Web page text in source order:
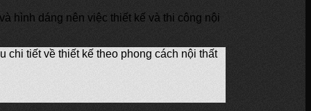
hình dáng nên việc thiết kế và thi công nội
chi tiết về thiết kế theo phong cách nội thất